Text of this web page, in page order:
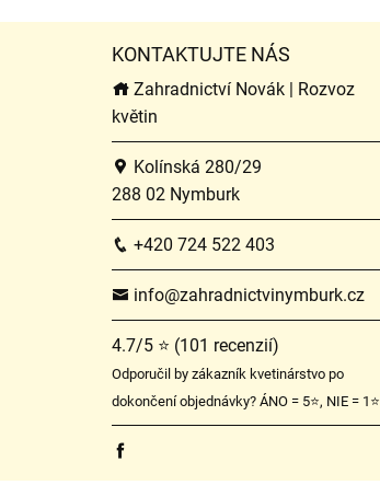
KONTAKTUJTE NÁS
Zahradnictví Novák | Rozvoz
květin
Kolínská 280/29
288 02 Nymburk
+420 724 522 403
info@zahradnictvinymburk.cz
4.7/5 ⭐ (101 recenzií)
Odporučil by zákazník kvetinárstvo po
dokončení objednávky? ÁNO = 5⭐, NIE = 1⭐